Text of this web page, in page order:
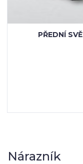
EYES AUDI 80
Nárazník